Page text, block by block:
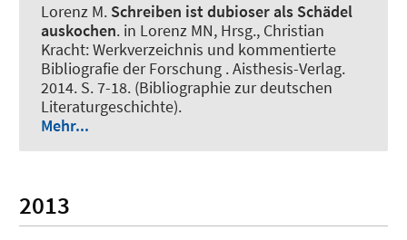
Lorenz M. Schreiben ist dubioser als Schädel
auskochen. in Lorenz MN, Hrsg., Christian
Kracht: Werkverzeichnis und kommentierte
Bibliografie der Forschung . Aisthesis-Verlag.
2014. S. 7-18. (Bibliographie zur deutschen
Literaturgeschichte).
Mehr...
2013